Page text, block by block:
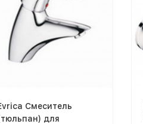
Смеситель
для